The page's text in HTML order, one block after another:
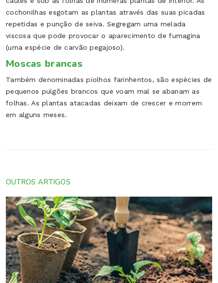
cochonilhas esgotam as plantas através das suas picadas
repetidas e punção de seiva. Segregam uma melada
viscosa que pode provocar o aparecimento de fumagina
(uma espécie de carvão pegajoso).
Moscas brancas
Também denominadas piolhos farinhentos, são espécies de
pequenos pulgões brancos que voam mal se abanam as
folhas. As plantas atacadas deixam de crescer e morrem
em alguns meses.
OUTROS ARTIGOS